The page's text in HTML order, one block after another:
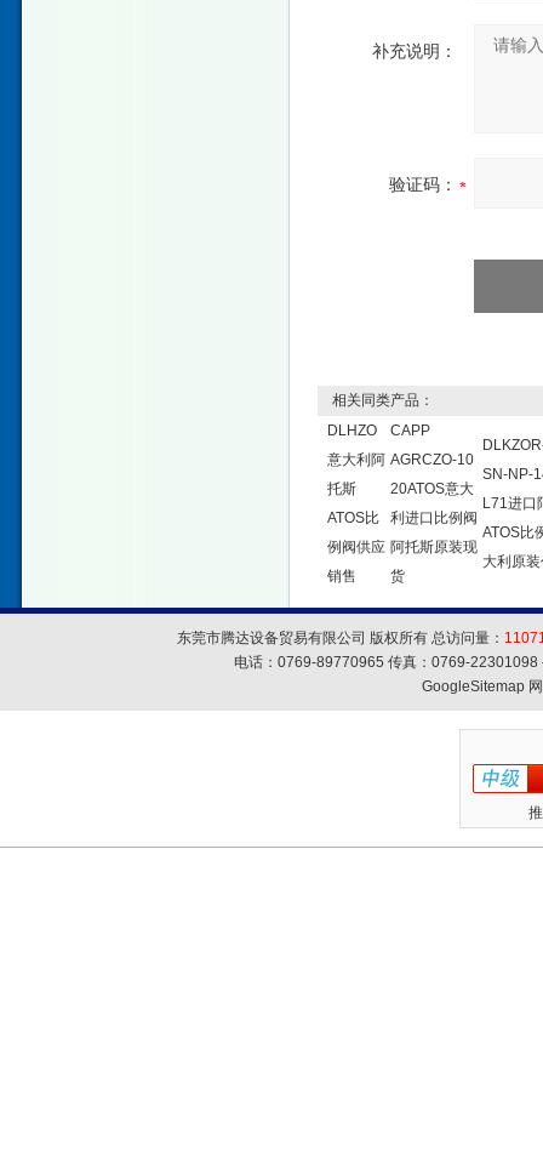
补充说明：
验证码：
相关同类产品：
DLHZO
意大利阿
托斯
ATOS比
例阀供应
销售
CAPP
AGRCZO-10
20ATOS意大
利进口比例阀
阿托斯原装现
货
SN-NP-
L71进口
ATOS比
大利原
东莞市腾达设备贸易有限公司 版权所有 总访问量：
电话：0769-89770965 传真：0769-
GoogleSitemap网